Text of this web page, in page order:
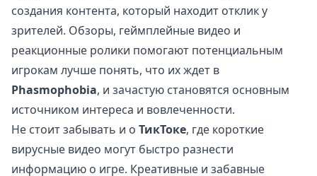
создания контента, который находит отклик у
зрителей. Обзоры, геймплейные видео и
реакционные ролики помогают потенциальным
игрокам лучше понять, что их ждет в
Phasmophobia, и зачастую становятся основным
источником интереса и вовлеченности.
Не стоит забывать и о ТикТоке, где короткие
вирусные видео могут быстро разнести
информацию о игре. Креативные и забавные